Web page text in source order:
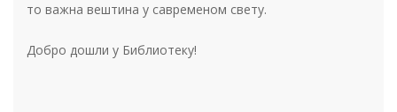
то важна вештина у савременом свету.
Добро дошли у Библиотеку!